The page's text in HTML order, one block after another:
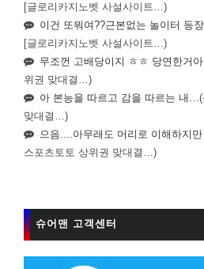
[글로리카지노벳 사설사이트…)
이건 또뭐여??근본없는 놀이터 등장
[글로리카지노벳 사설사이트…)
무조껀 고배당이지 ㅎㅎ 당연한거
위권 맞대결…)
아 본능을 따르고 감을 따르는 내…
맞대결…)
으음....아무래도 머리로 이해하지
스포츠토토 상위권 맞대결…)
슈어맨 고객센터